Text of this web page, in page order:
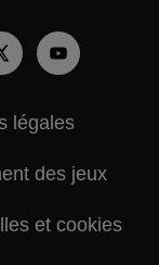
légales
des jeux
et cookies